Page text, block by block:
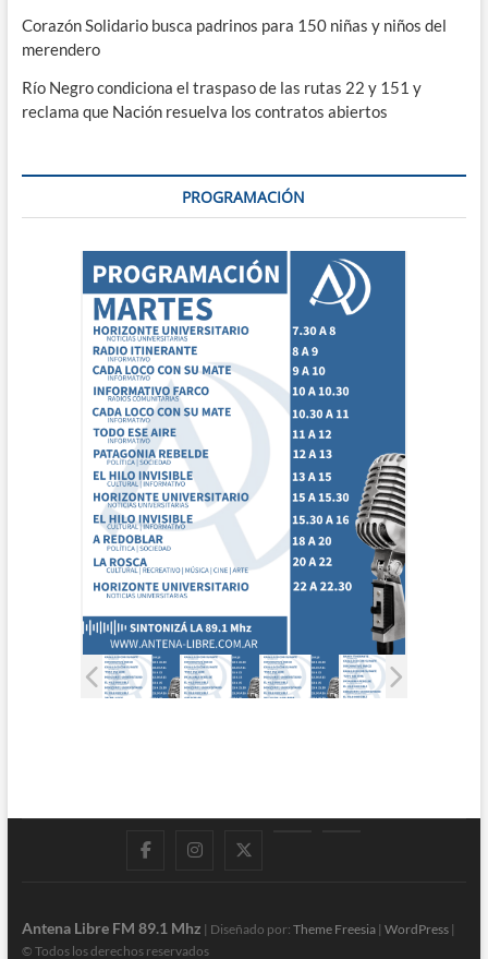
Corazón Solidario busca padrinos para 150 niñas y niños del
merendero
Río Negro condiciona el traspaso de las rutas 22 y 151 y
reclama que Nación resuelva los contratos abiertos
PROGRAMACIÓN
FacebookInstagram
Antena Libre FM 89.1 Mhz | Diseñado por: Theme Freesia| WordPress|
© Todos los derechos reservados